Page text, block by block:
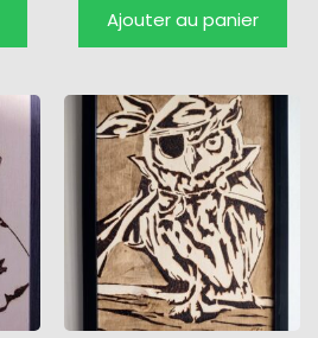
Ajouter au panier